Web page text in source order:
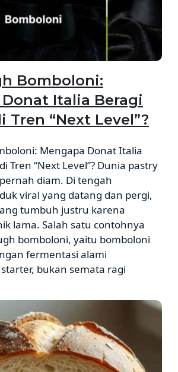
Bomboloni:
Italia Beragi
Tren “Next Level”?
Mengapa Donat Italia
Tren “Next Level”? Dunia pastry
diam. Di tengah
viral yang datang dan pergi,
tumbuh justru karena
lama. Salah satu contohnya
bomboloni, yaitu bomboloni
fermentasi alami
bukan semata ragi